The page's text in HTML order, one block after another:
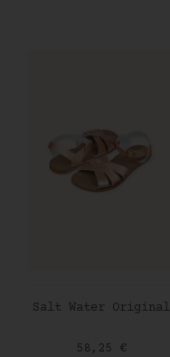
AJOUTER AU PANIER
Salt Water Original
Prix
58,25 €